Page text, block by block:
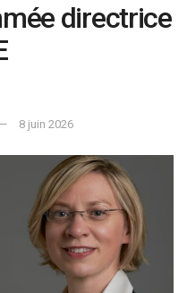
directrice
8 juin 2026